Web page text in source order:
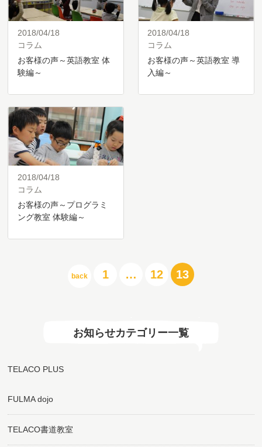
2018/04/18
コラム
お客様の声～英語教室 体
験編～
2018/04/18
コラム
お客様の声～英語教室 導
入編～
2018/04/18
コラム
お客様の声～プログラミ
ング教室 体験編～
back 1 … 12 13
お知らせカテゴリー一覧
TELACO PLUS
FULMA dojo
TELACO書道教室